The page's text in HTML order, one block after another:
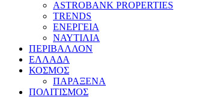
ASTROBANK PROPERTIES
TRENDS
ΕΝΕΡΓΕΙΑ
ΝΑΥΤΙΛΙΑ
ΠΕΡΙΒΑΛΛΟΝ
ΕΛΛΑΔΑ
ΚΟΣΜΟΣ
ΠΑΡΑΞΕΝΑ
ΠΟΛΙΤΙΣΜΟΣ